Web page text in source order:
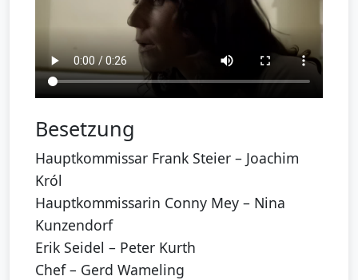
Besetzung
Hauptkommissar Frank Steier – Joachim
Król
Hauptkommissarin Conny Mey – Nina
Kunzendorf
Erik Seidel – Peter Kurth
Chef – Gerd Wameling